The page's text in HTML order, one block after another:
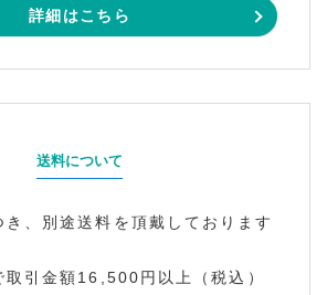
詳細はこちら
送料について
き、別途送料を頂戴しております
取引金額16,500円以上（税込）